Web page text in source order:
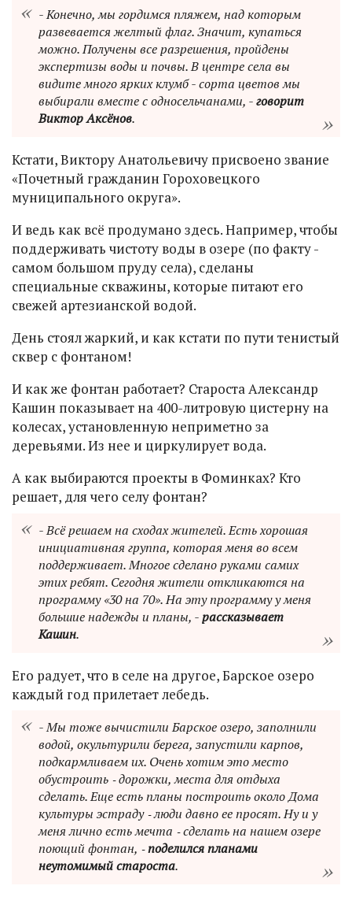
- Конечно, мы гордимся пляжем, над которым
развевается желтый флаг. Значит, купаться
можно. Получены все разрешения, пройдены
экспертизы воды и почвы. В центре села вы
видите много ярких клумб - сорта цветов мы
выбирали вместе с односельчанами, -говорит
Виктор Аксёнов.
Кстати, Виктору Анатольевичу присвоено звание
«Почетный гражданин Гороховецкого
муниципального округа».
И ведь как всё продумано здесь. Например, чтобы
поддерживать чистоту воды в озере (по факту -
самом большом пруду села), сделаны
специальные скважины, которые питают его
свежей артезианской водой.
День стоял жаркий, и как кстати по пути тенистый
сквер с фонтаном!
И как же фонтан работает? Староста Александр
Кашин показывает на 400-литровую цистерну на
колесах, установленную неприметно за
деревьями. Из нее и циркулирует вода.
А как выбираются проекты в Фоминках? Кто
решает, для чего селу фонтан?
- Всё решаем на сходах жителей. Есть хорошая
инициативная группа, которая меня во всем
поддерживает. Многое сделано руками самих
этих ребят. Сегодня жители откликаются на
программу «30 на 70». На эту программу у меня
большие надежды и планы, -рассказывает
Кашин.
Его радует, что в селе на другое, Барское озеро
каждый год прилетает лебедь.
- Мы тоже вычистили Барское озеро, заполнили
водой, окультурили берега, запустили карпов,
подкармливаем их. Очень хотим это место
обустроить ‑ дорожки, места для отдыха
сделать. Еще есть планы построить около Дома
культуры эстраду ‑ люди давно ее просят. Ну и у
меня лично есть мечта ‑ сделать на нашем озере
поющий фонтан, ‑поделился планами
неутомимый староста.